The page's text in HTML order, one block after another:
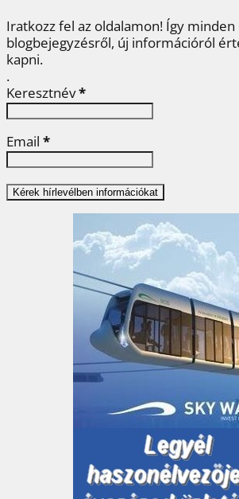
Iratkozz fel az oldalamon! Így minden
blogbejegyzésről, új információról
kapni.
.
Keresztnév*
Email *